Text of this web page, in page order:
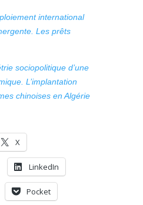
international
Les prêts
sociopolitique d’une
L’implantation
chinoises en Algérie
X
LinkedIn
Pocket